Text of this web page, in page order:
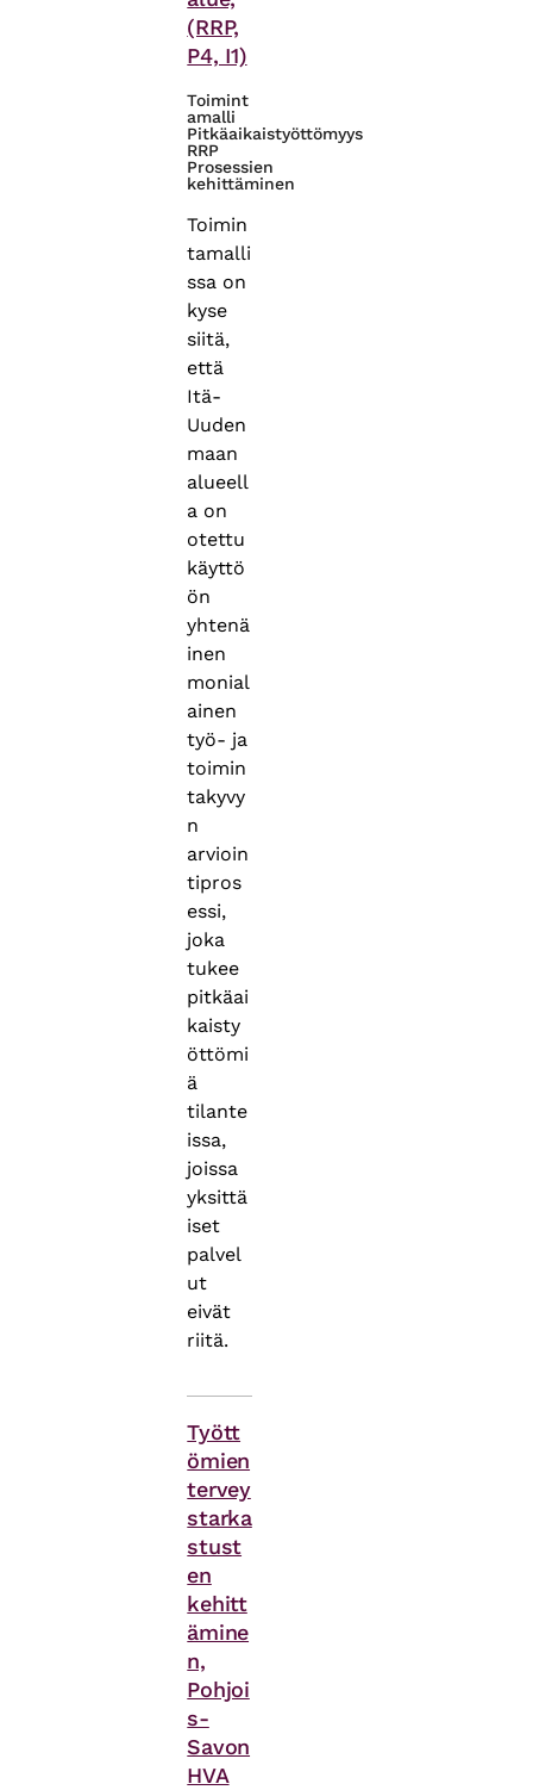
(RRP,
P4, I1)
Toimint
amalli
Pitkäaikaistyöttömyys
RRP
Prosessien
kehittäminen
Toimin
tamalli
ssa on
kyse
siitä,
että
Itä-
Uuden
maan
alueell
a on
otettu
käyttö
ön
yhtenä
inen
monial
ainen
työ- ja
toimin
takyvy
n
arvioin
tipros
essi,
joka
tukee
pitkäai
kaisty
öttömi
ä
tilante
issa,
joissa
yksittä
iset
palvel
ut
eivät
riitä.
Tyött
ömien
tervey
starka
stust
en
kehitt
ämine
n,
Pohjoi
s-
Savon
HVA